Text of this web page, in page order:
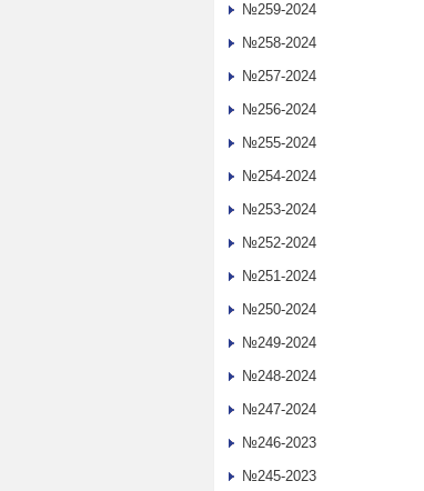
№259-2024
№258-2024
№257-2024
№256-2024
№255-2024
№254-2024
№253-2024
№252-2024
№251-2024
№250-2024
№249-2024
№248-2024
№247-2024
№246-2023
№245-2023